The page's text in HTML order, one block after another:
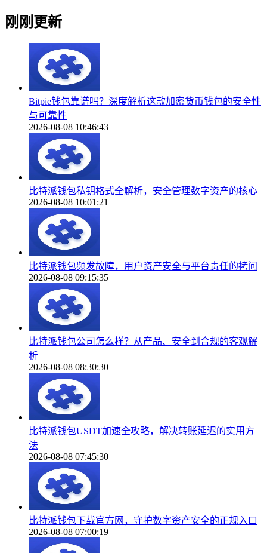
刚刚更新
Bitpie钱包靠谱吗？深度解析这款加密货币钱包的安全性
与可靠性
2026-08-08 10:46:43
比特派钱包私钥格式全解析，安全管理数字资产的核心
2026-08-08 10:01:21
比特派钱包频发故障，用户资产安全与平台责任的拷问
2026-08-08 09:15:35
比特派钱包公司怎么样？从产品、安全到合规的客观解
析
2026-08-08 08:30:30
比特派钱包USDT加速全攻略，解决转账延迟的实用方
法
2026-08-08 07:45:30
比特派钱包下载官方网，守护数字资产安全的正规入口
2026-08-08 07:00:19